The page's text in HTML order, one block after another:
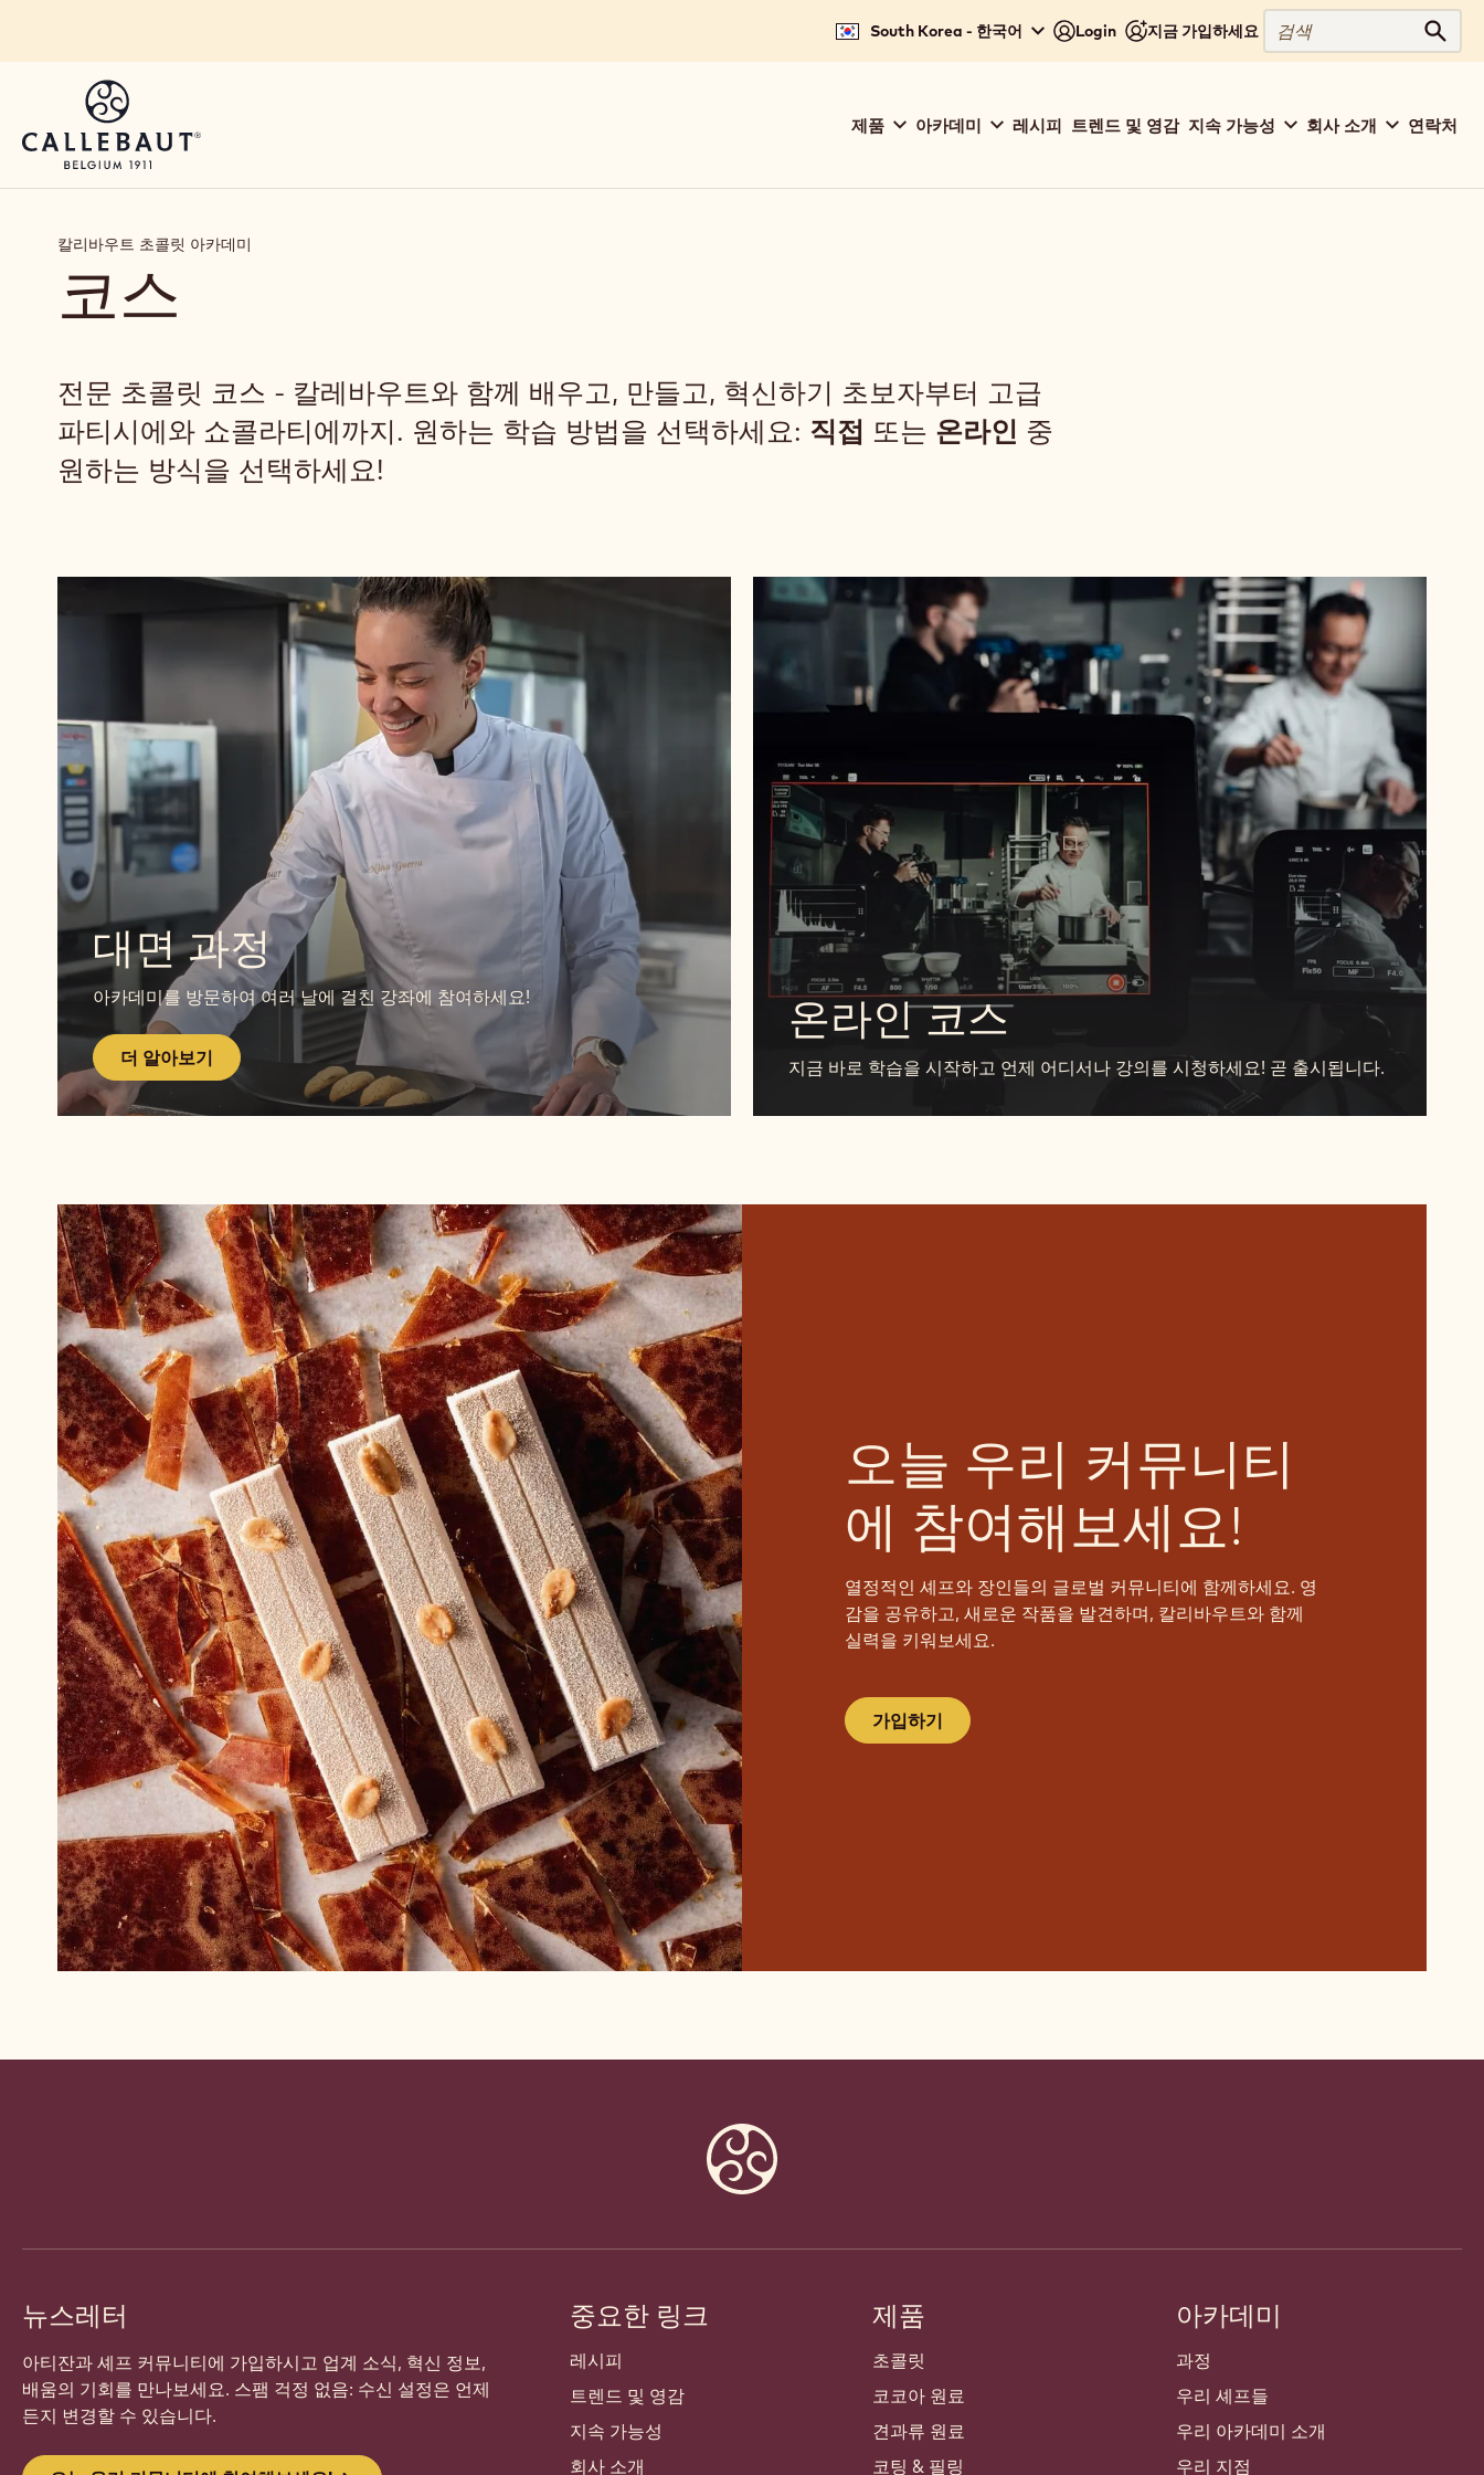
South Korea - 한국어 Login 지금 가입하세요
색
검색
navigation
제품 아카데미 레시피 트렌드 및 영감 지속 가능성 회사 소개 연락처
칼리바우트 초콜릿 아카데미
코스
전문 초콜릿 코스 - 칼레바우트와 함께 배우고, 만들고, 혁신하기 초보자부터 고급
파티시에와 쇼콜라티에까지. 원하는 학습 방법을 선택하세요: 직접 또는 온라인 중
원하는 방식을 선택하세요!
대면 과정
아카데미를 방문하여 여러 날에 걸친 강좌에 참여하세요!
더 알아보기
더
알
보
알
온라인 코스
지금 바로 학습을 시작하고 언제 어디서나 강의를 시청하세요! 곧 출시됩니다.
오늘 우리 커뮤니티
에 참여해보세요!
열정적인 셰프와 장인들의 글로벌 커뮤니티에 함께하세요. 영
감을 공유하고, 새로운 작품을 발견하며, 칼리바우트와 함께
실력을 키워보세요.
가입하기
뉴스레터
아티잔과 셰프 커뮤니티에 가입하시고 업계 소식, 혁신 정보,
배움의 기회를 만나보세요. 스팸 걱정 없음: 수신 설정은 언제
든지 변경할 수 있습니다.
Footer
Callebaut
중요한 링크
레시피
트렌드 및 영감
지속 가능성
회사 소개
제품
초콜릿
코코아 원료
견과류 원료
코팅 & 필링
아카데미
과정
우리 셰프들
우리 아카데미 소개
우리 지점